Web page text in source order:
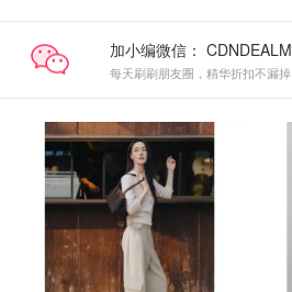
加小编微信：
每天刷刷朋友圈，精华折扣不漏掉